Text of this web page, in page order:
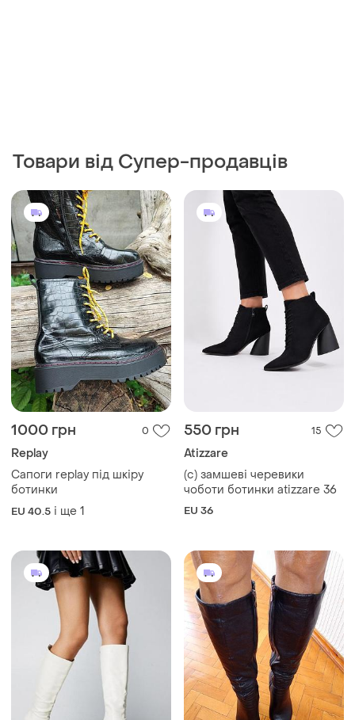
Товари від Супер-продавців
1000 грн 0
Replay
Сапоги replay під шкіру
ботинки
EU 40.5 і ще 1
550 грн 15
Atizzare
(с) замшеві черевики
чоботи ботинки atizzare 36
EU 36